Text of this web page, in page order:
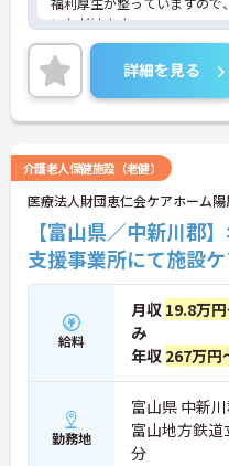
いただけます。
また日祝固定休で、残業は月
すので、仕事と家庭の両立が
ご興味のある方には、面接対
に詳細をお話しいたしますの
ださい。
詳細を見る
介護老人保健施設（老健）
医療法人財団恵仁会ケアホーム
【富山県／中新川郡
支援事業所にて施設
給料
月収 19.8万
み
年収 267万円
勤務地
富山県 中新
富山地方鉄
分